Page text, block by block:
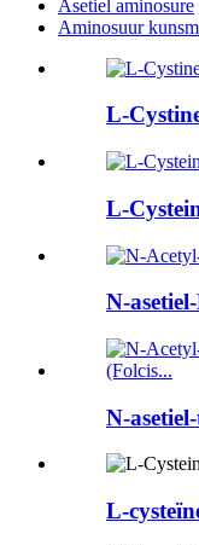
Asetiel aminosure
Aminosuur
L-
L-
N-
N-
L-